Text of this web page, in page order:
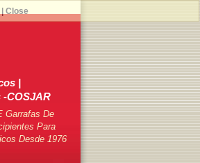
|
-COSJAR
Garrafas De
Para
Desde 1976
Close